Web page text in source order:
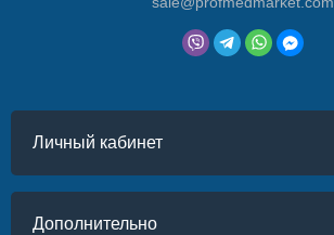
Личный кабинет
Дополнительно